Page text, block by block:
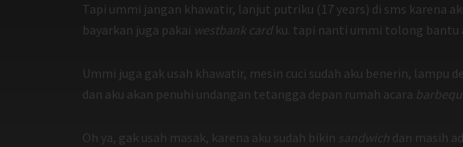
Tapi ummi jangan khawatir, lanjut putriku (17 years) di sms karena
bayarkan juga pakai westbank cardku. tapi nanti ummi tolong bantu
Ummi juga gak usah khawatir, mesin cuci sudah aku benerin, lampu
dan aku akan penuhi undangan tetangga depan rumah acara
Oh ya, gak usah masak, karena aku sudah bikin sandwich dan masih